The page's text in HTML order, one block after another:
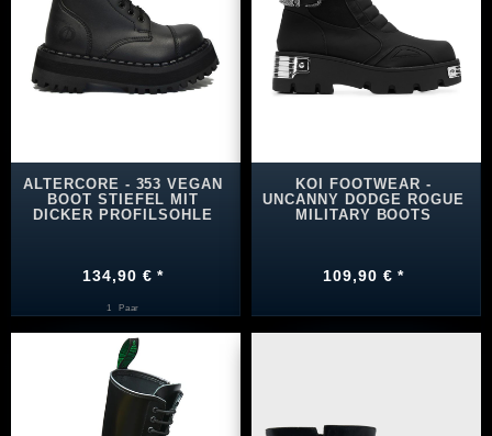
ALTERCORE - 353 VEGAN
BOOT STIEFEL MIT
DICKER PROFILSOHLE
134,90 € *
1 Paar
KOI FOOTWEAR -
UNCANNY DODGE ROGUE
MILITARY BOOTS
109,90 € *